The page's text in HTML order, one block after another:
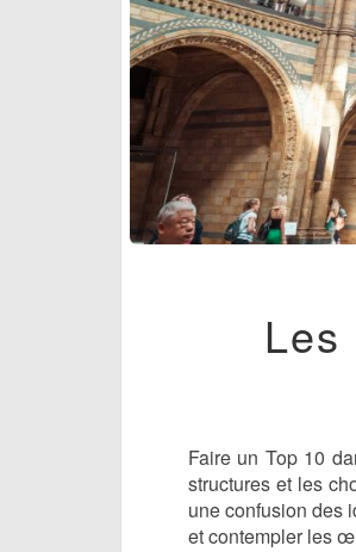
Les
Faire un Top 10
structures et les
une confusion des
et contempler les